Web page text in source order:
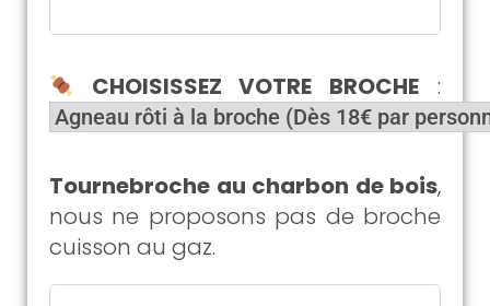
CHOISISSEZ VOTRE BROCHE :
Tournebroche au charbon de bois,
nous ne proposons pas de broche
cuisson au gaz.